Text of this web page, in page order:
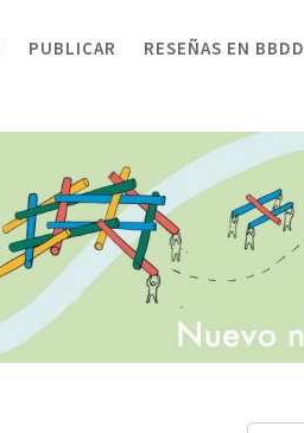
PUBLICAR RESEÑAS EN BBDD